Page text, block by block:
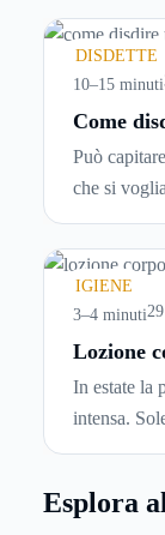
leggerle
spesso
entrando.
DISDETTE
10–15 minuti
Come
Può
che si
abbiano
comincia a
chiedersi se
locazione
capiremo
IGIENE
3–4 minuti
Lozione
In estate la
intensa.
frequenti e
meno
Esplora